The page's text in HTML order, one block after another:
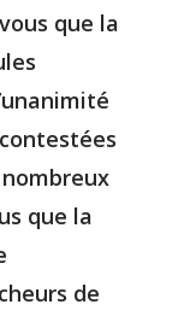
que la
que la
de